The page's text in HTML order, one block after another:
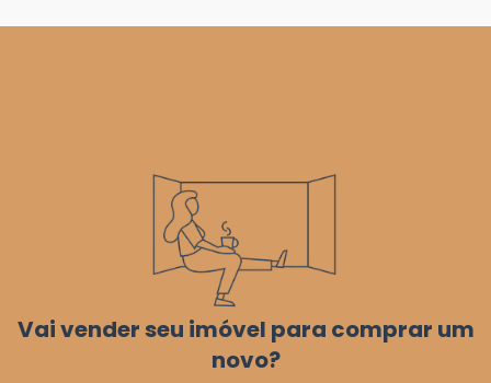
Vai vender seu imóvel para comprar um
novo?